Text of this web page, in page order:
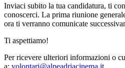
Inviaci subito la tua candidatura, ti
conoscerci. La prima riunione
ora ti verranno comunicate
Ti aspettiamo!
Per ricevere ulteriori informazioni o
a: volontari@alpeadriacinema.it